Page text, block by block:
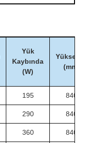
Yük
Kaybında
(W)
Yükseklik
(mm)
195 840
290 840
360 840